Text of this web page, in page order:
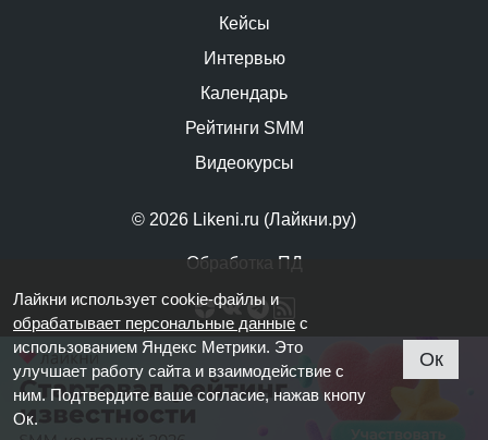
© 2026 Likeni.ru (Лайкни.ру)
Обработка ПД
Кейсы
Интервью
Календарь
Рейтинги SMM
Видеокурсы
Лайкни использует cookie-файлы и
обрабатывает персональные данные с
использованием Яндекс Метрики. Это
улучшает работу сайта и взаимодействие с
ним. Подтвердите ваше согласие, нажав кнопу
Ок.
Ок